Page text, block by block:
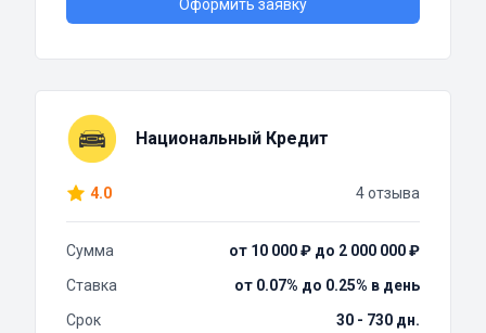
Оформить заявку
Национальный Кредит
4.0 4 отзыва
Сумма
от 10 000 ₽ до 2 000 000 ₽
Ставка
от 0.07% до 0.25% в день
Срок
30 - 730 дн.